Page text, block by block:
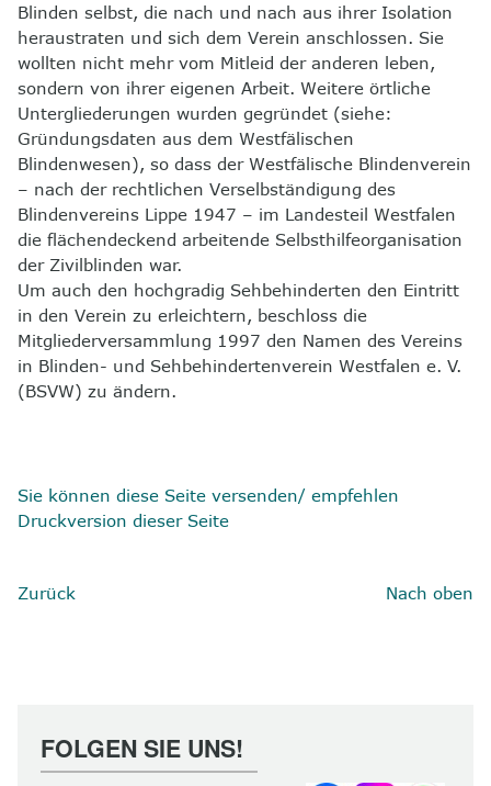
Blinden selbst, die nach und nach aus ihrer Isolation
heraustraten und sich dem Verein anschlossen. Sie
wollten nicht mehr vom Mitleid der anderen leben,
sondern von ihrer eigenen Arbeit. Weitere örtliche
Untergliederungen wurden gegründet (siehe:
Gründungsdaten aus dem Westfälischen
Blindenwesen), so dass der Westfälische Blindenverein
– nach der rechtlichen Verselbständigung des
Blindenvereins Lippe 1947 – im Landesteil Westfalen
die flächendeckend arbeitende Selbsthilfeorganisation
der Zivilblinden war.
Um auch den hochgradig Sehbehinderten den Eintritt
in den Verein zu erleichtern, beschloss die
Mitgliederversammlung 1997 den Namen des Vereins
in Blinden- und Sehbehindertenverein Westfalen e. V.
(BSVW) zu ändern.
Sie können diese Seite versenden/ empfehlen
Druckversion dieser Seite
Zurück Nach oben
FOLGEN SIE UNS!